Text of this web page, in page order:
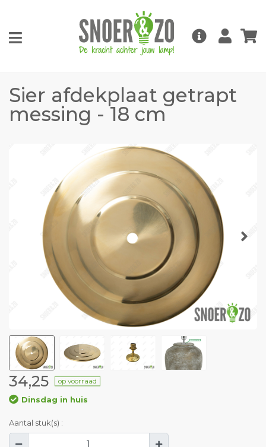
Sier afdekplaat getrapt
messing - 18 cm
34,25 op voorraad
Dinsdag in huis
Aantal stuk(s) :